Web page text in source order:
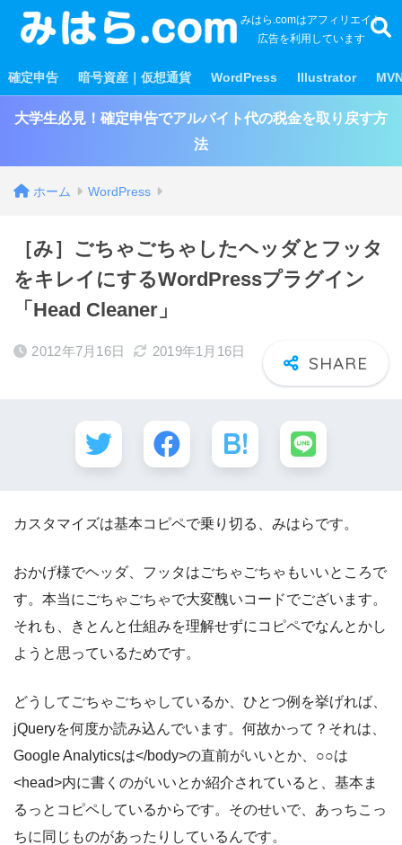
みはら.comはアフィリエイト
広告を利用しています
確定申告 暗号資産｜仮想通貨 WordPress Illustrator
大学生必見！確定申告でアルバイト代の税金を取り戻す方
法
ホーム WordPress
［み］ごちゃごちゃしたヘッダとフッタ
をキレイにするWordPressプラグイン
「Head Cleaner」
2012年7月16日 2019年1月16日
カスタマイズは基本コピペで乗り切る、みはらです。
おかげ様でヘッダ、フッタはごちゃごちゃもいいところで
す。本当にごちゃごちゃで大変醜いコードでございます。
それも、きとんと仕組みを理解せずにコピペでなんとかし
ようと思っているためです。
どうしてごちゃごちゃしているか、ひとつ例を挙げれば、
jQueryを何度か読み込んでいます。何故かって？それは、
Google Analyticsは</body>の直前がいいとか、○○は
<head>内に書くのがいいとか紹介されていると、基本ま
るっとコピペしているからです。そのせいで、あっちこっ
ちに同じものがあったりしているんです。